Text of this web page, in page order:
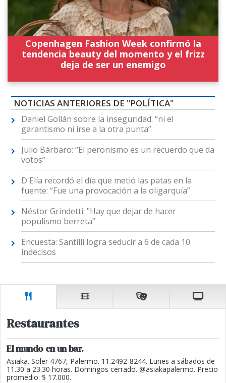
Copenhagen Fashion Week confirmó la
tendencia beauty del momento y el frizz
deja de ser un enemigo
NOTICIAS ANTERIORES DE "POLÍTICA"
Daniel Gollán sobre la inseguridad: “ni el
garantismo ni irse a la otra punta”
Julio Bárbaro: “El peronismo es un recuerdo que da
votos”
D'Elía recordó el día que metió las patas en la
fuente: “Fue una provocación a la oligarquía”
Néstor Grindetti: "Hay que dejar de hacer
populismo berreta”
Encuesta: Santilli logra seducir a 6 de cada 10
indecisos
Restaurantes
El mundo en un bar.
Asiaka. Soler 4767, Palermo. 11.2492-8244. Lunes a sábados de
11.30 a 23.30 horas. Domingos cerrado. @asiakapalermo. Precio
promedio: $ 17.000.